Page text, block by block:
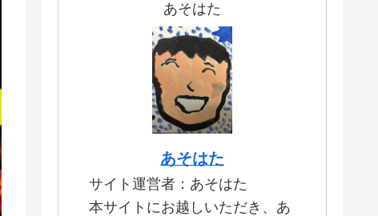
あそはた
あそはた
サイト運営者：あそはた
本サイトにお越しいただき、あ